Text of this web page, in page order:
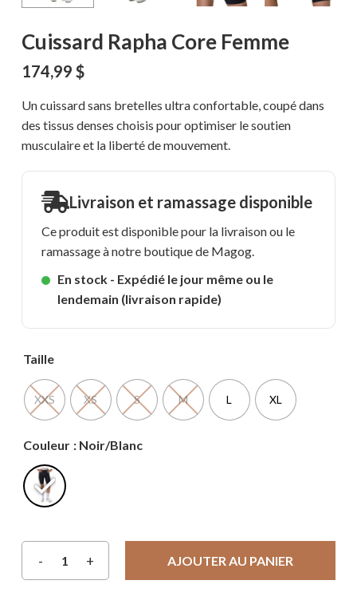
Cuissard Rapha Core Femme
174,99 $
Un cuissard sans bretelles ultra confortable, coupé dans
des tissus denses choisis pour optimiser le soutien
musculaire et la liberté de mouvement.
Livraison et ramassage disponible
Ce produit est disponible pour la livraison ou le
ramassage à notre boutique de Magog.
En stock - Expédié le jour même ou le
lendemain (livraison rapide)
Taille
XXS XS S M L XL
Couleur : Noir/Blanc
AJOUTER AU PANIER